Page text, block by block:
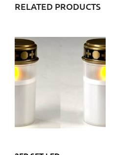
RELATED PRODUCTS